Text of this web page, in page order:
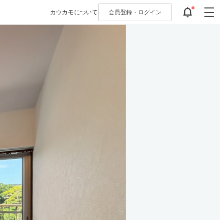
カウカモについて 会員登録・ ログイン